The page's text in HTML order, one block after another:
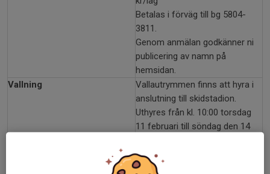
Betalas i förväg till bg 5804-
3811.
Genom anmälan godkänner ni
publicering av namn på
hemsidan.
Vallning
Vallautrymmen finns att hyra i
anslutning till skidstadion.
Uthyres från kl. 10:00 torsdag
11 februari till söndag den 14
De alternativ som erbjuds är